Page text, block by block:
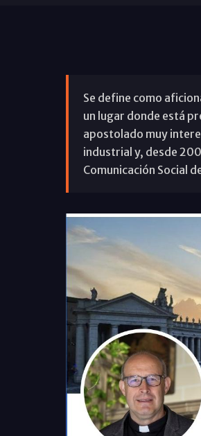
Se define como
un lugar donde está
apostolado muy
industrial y, desde
Comunicación Social